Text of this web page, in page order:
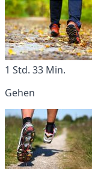
1 Std. 33 Min.
Gehen